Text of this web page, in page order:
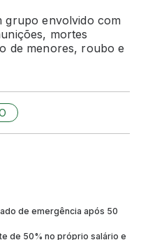
grupo envolvido com
mortes
de menores, roubo e
de emergência após 50
de 50% no próprio salário e